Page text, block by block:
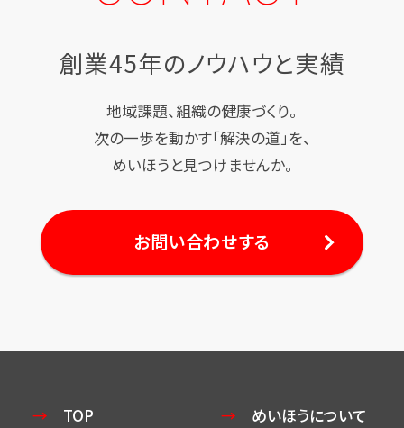
創業45年のノウハウと実績
地域課題、組織の健康づくり。
次の一歩を動かす「解決の道」を、
めいほうと見つけませんか。
お問い合わせする
TOP めいほうについて